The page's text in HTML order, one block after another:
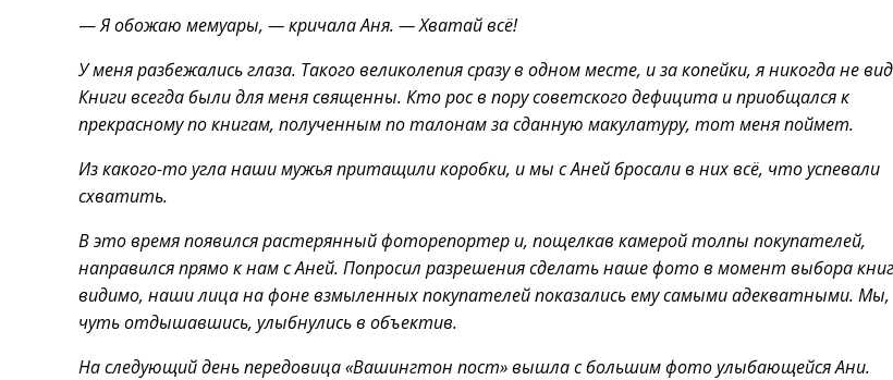
—Я обожаю мемуары, — кричала Аня. — Хватай всё!
У меня разбежались глаза. Такого великолепия сразу в одном месте, и за копейки, я никогда не
Книги всегда были для меня священны. Кто рос в пору советского дефицита и приобщался к
прекрасному по книгам, полученным по талонам за сданную макулатуру, тот меня поймет.
Из какого-то угла наши мужья притащили коробки, и мы с Аней бросали в них всё, что успевали
схватить.
В это время появился растерянный фоторепортер и, пощелкав камерой толпы покупателей,
направился прямо к нам с Аней. Попросил разрешения сделать наше фото в момент выбора
видимо, наши лица на фоне взмыленных покупателей показались ему самыми адекватными. Мы,
чуть отдышавшись, улыбнулись в объектив.
На следующий день передовица «Вашингтон пост» вышла с большим фото улыбающейся Ани.